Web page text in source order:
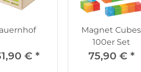
€ *
Magnet Cubes
100er Set
75,90 € *